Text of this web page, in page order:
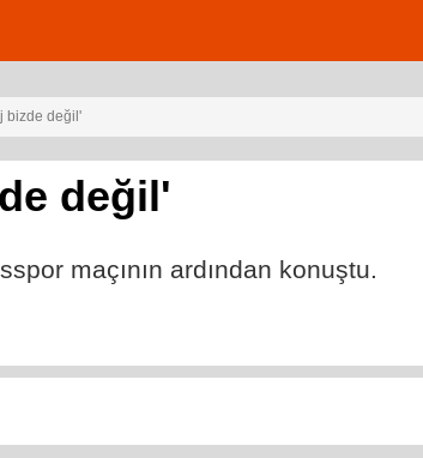
bizde değil'
değil'
maçının ardından konuştu.